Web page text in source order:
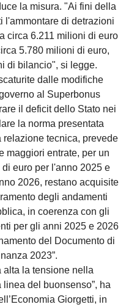
la misura. "Ai fini della
l'ammontare di detrazioni
circa 6.211 milioni di euro
5.780 milioni di euro,
di bilancio", si legge.
dalle modifiche
al Superbonus
il deficit dello Stato nei
la norma presentata
relazione tecnica, prevede
maggiori entrate, per un
euro per l'anno 2025 e
2026, restano acquisite
degli andamenti
in coerenza con gli
per gli anni 2025 e 2026
del Documento di
2023”.
alta la tensione nella
del buonsenso”, ha
Giorgetti, in